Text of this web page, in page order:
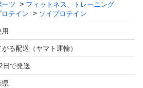
保存料、香料は無添加で、
インです
め
ーツ
フィットネス、トレーニング
ロテイン
ソイプロテイン
用
がる配送（ヤマト運輸）
日で発送
県